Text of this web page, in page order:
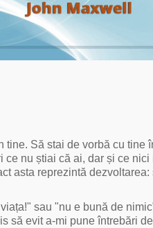
Să stai de vorbă cu tine
nu știai că ai, dar și ce nici
asta reprezintă dezvoltarea:
sau "nu e bună de
să evit a-mi pune întrebări